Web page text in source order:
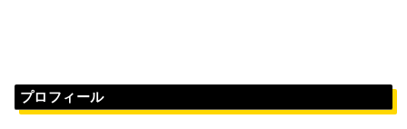
プロフィール